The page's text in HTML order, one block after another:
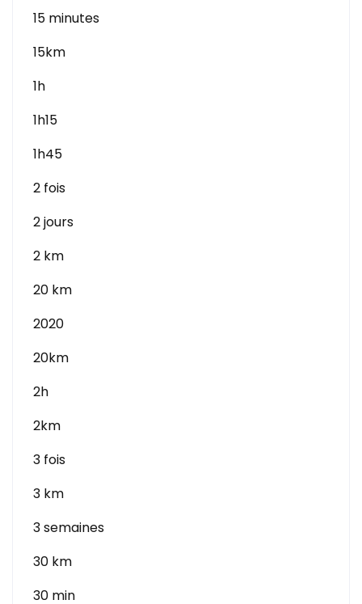
15 minutes
15km
1h
1h15
1h45
2 fois
2 jours
2 km
20 km
2020
20km
2h
2km
3 fois
3 km
3 semaines
30 km
30 min